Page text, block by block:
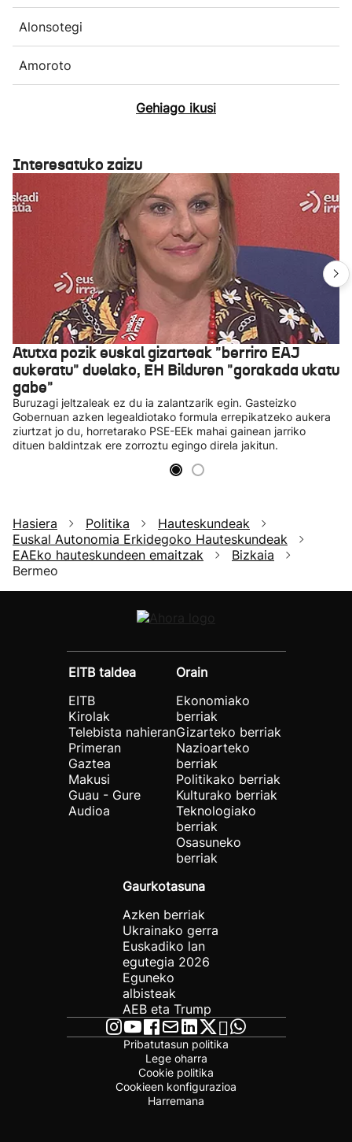
Alonsotegi
Amoroto
Gehiago ikusi
Interesatuko zaizu
Atutxa pozik euskal gizarteak "berriro EAJ
aukeratu" duelako, EH Bilduren "gorakada ukatu
gabe"
Buruzagi jeltzaleak ez du ia zalantzarik egin. Gasteizko
Gobernuan azken legealdiotako formula errepikatzeko aukera
ziurtzat jo du, horretarako PSE-EEk mahai gainean jarriko
dituen baldintzak ere zorroztu egingo direla jakitun.
Hasiera Politika
Hauteskundeak
Euskal Autonomia Erkidegoko Hauteskundeak
EAEko hauteskundeen emaitzak
Bizkaia
Bermeo
EITB taldea
EITB
Kirolak
Telebista nahieran
Primeran
Gaztea
Makusi
Guau - Gure
Audioa
Orain
Ekonomiako
berriak
Gizarteko berriak
Nazioarteko
berriak
Politikako berriak
Kulturako berriak
Teknologiako
berriak
Osasuneko
berriak
Gaurkotasuna
Azken berriak
Ukrainako gerra
Euskadiko lan
egutegia 2026
Eguneko
albisteak
AEB eta Trump
Pribatutasun politika
Lege oharra
Cookie politika
Cookieen konfigurazioa
Harremana